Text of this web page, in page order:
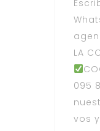
LA
095
vos